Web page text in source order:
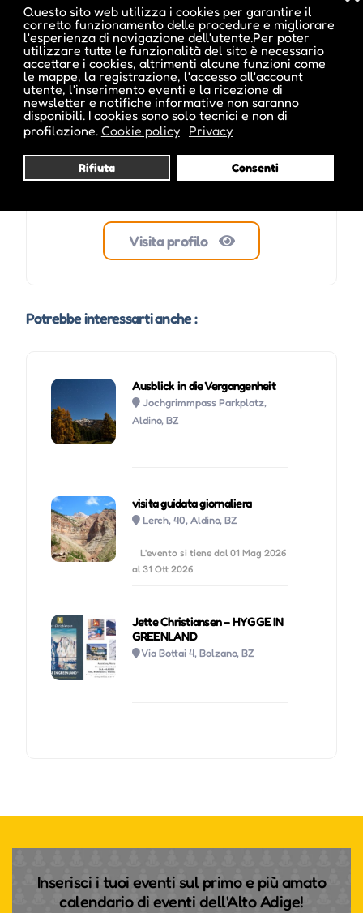
Questo sito web utilizza i cookies per garantire il
corretto funzionamento delle procedure e migliorare
l'esperienza di navigazione dell'utente.Per poter
utilizzare tutte le funzionalità del sito è necessario
accettare i cookies, altrimenti alcune funzioni come
le mappe, la registrazione, l'accesso all'account
utente, l'inserimento eventi e la ricezione di
newsletter e notifiche informative non saranno
disponibili. I cookies sono solo tecnici e non di
profilazione. Cookie policy Privacy
Rifiuta Consenti
cristina inside
Visita profilo
Potrebbe interessarti anche :
Ausblick in die Vergangenheit
Jochgrimmpass Parkplatz,
Aldino, BZ
visita guidata giornaliera
Lerch, 40, Aldino, BZ
L'evento si tiene dal 01 Mag 2026
al 31 Ott 2026
Jette Christiansen – HYGGE IN
GREENLAND
Via Bottai 4, Bolzano, BZ
Inserisci i tuoi eventi sul primo e più amato
calendario di eventi dell'Alto Adige!